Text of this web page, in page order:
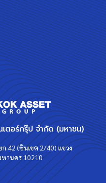
ตอร์กรุ๊ป จำกัด (มหาชน)
ก 42 (ชินเขต 2/40) แขวง
หานคร 10210